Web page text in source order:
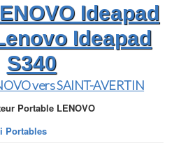
Ideapad
Ideapad
S340
vers SAINT-AVERTIN
Portable LENOVO
Portables